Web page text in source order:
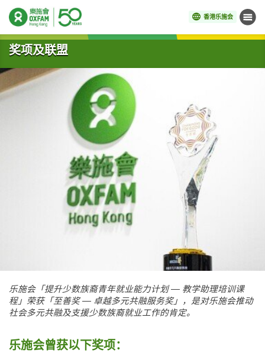
香港乐施会 菜单
开始主要内容
奖项及联盟
乐施会「提升少数族裔青年就业能力计划 — 教学助理培训课
程」荣获「至善奖 — 卓越多元共融服务奖」，是对乐施会推动
社会多元共融及支援少数族裔就业工作的肯定。
乐施会曾获以下奖项：